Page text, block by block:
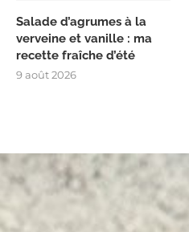
Salade d’agrumes à la
verveine et vanille : ma
recette fraîche d’été
9 août 2026